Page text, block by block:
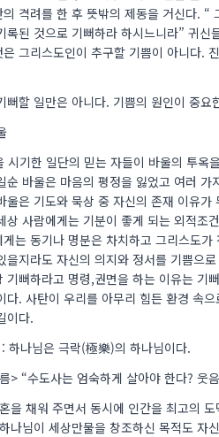
격려를 한 후 뜻밖의 제동을 거신다. “
록된 것으로 기뻐하라 하시느니라” 귀
그리스도인이 추구할 기쁨이 아니다.
뻐할 일만은 아니다. 기쁨의 원인이 중요
기한 일단의 믿는 자들이 바울의 투옥
순 바울은 마음의 평정을 잃었고 여러
울은 기도와 묵상 중 자신의 존재 이유
상 사람에게는 기분이 좋게 되는 외적조
는 동기나 명분은 차치하고 그리스도
을지라도 자신의 의지와 정서를 기쁨으
기뻐하라고 명령,권면을 하는 이유는 기
다. 사탄이 우리를 아무리 힘든 환경 속
이다.
하나님은 극락(極樂)의 하나님이다.
> “수도사는 엄숙하게 살아야 한다? 웃
을 채워 주면서 동시에 인간을 최고의
나님이 세상만물을 창조하신 목적도 자